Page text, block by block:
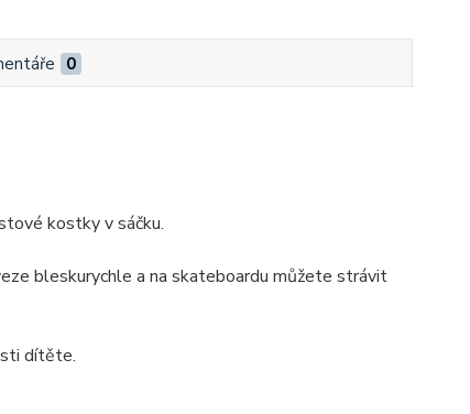
0
kostky v sáčku.
bleskurychle a na skateboardu můžete strávit
dítěte.